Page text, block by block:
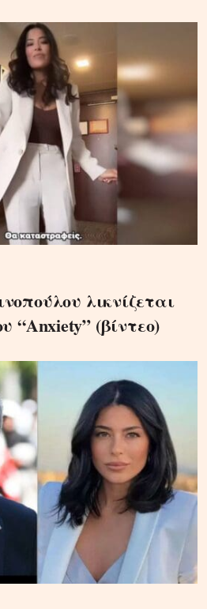
λικνίζεται
“Anxiety” (βίντεο)